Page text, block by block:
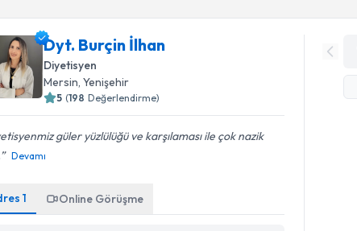
Dyt. Burçin İlhan
Diyetisyen
Mersin, Yenişehir
5 (198 Değerlendirme)
güler yüzlülüğü ve karşılaması ile çok nazik
Devamı
1 Online Görüşme